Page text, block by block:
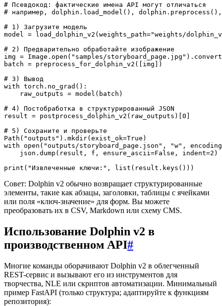
# Псевдокод: фактические имена API могут отличаться
# например, dolphin.load_model(),
# 1) Загрузите модель
model = load_dolphin_v2(weights_path="weights/
# 2) Предварительно обработайте изображение
img = Image.open("samples/
batch = preprocess_for_dolphin_v2([img])
# 3) Вывод
with torch.no_grad():
    raw_outputs = model(batch)
# 4) Постобработка в структурированный JSON
result = postprocess_dolphin_v2(raw_outputs)[0]
# 5) Сохраните и проверьте
Path("outputs").mkdir(exist_ok=True)
with open("outputs/storyboard_page.json", "w",
    json.dump(result, f, ensure_ascii=False, indent=2)
Совет: Dolphin v2 обычно возвращает структурированные
элементы, такие как абзацы, заголовки, таблицы с ячейками
или поля «ключ-значение» для форм. Вы можете
преобразовать их в CSV, Markdown или схему CMS.
Использование Dolphin v2 в
производственном API#
Многие команды оборачивают Dolphin v2 в облегченный
REST-сервис и вызывают его из инструментов для
творчества, NLE или скриптов автоматизации. Минимальный
пример FastAPI (только структура; адаптируйте к функциям
репозитория):